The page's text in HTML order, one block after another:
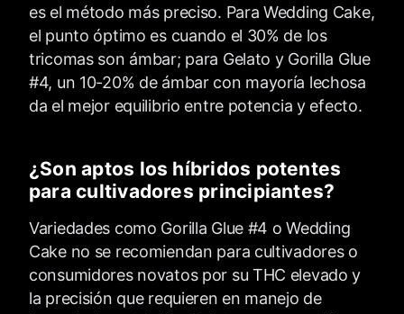
es el método más preciso. Para Wedding Cake,
el punto óptimo es cuando el 30% de los
tricomas son ámbar; para Gelato y Gorilla Glue
#4, un 10-20% de ámbar con mayoría lechosa
da el mejor equilibrio entre potencia y efecto.
¿Son aptos los híbridos potentes
para cultivadores principiantes?
Variedades como Gorilla Glue #4 o Wedding
Cake no se recomiendan para cultivadores o
consumidores novatos por su THC elevado y
la precisión que requieren en manejo de